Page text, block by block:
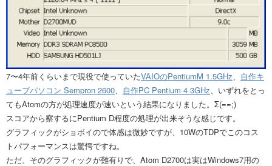
7〜4年前くらいまで現役で使っていたVAIOのPentiumM 1.5GHz
自作キ
ューブパソコン Sempron 2600
自作PC Pentium 4 3GHz 、いずれをとっ
てもAtomの方が処理速度が速いという結果になりました。Σ(==;)
スコアから察するにPentium D程度の処理が出来そうな感じです。
グラフィックがショボイので体感は微妙ですが、10WのTDPでこのコス
トパフォーマンスは驚愕ですね。
ただ、そのグラフィックが難有りで、Atom D2700は実はWindows7用の